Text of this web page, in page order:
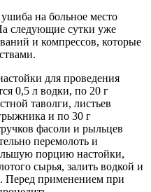
на больное место
следующие сутки уже
и компрессов, которые
для проведения
0,5 л водки, по 20 г
таволги, листьев
и по 30 г
фасоли и рыльцев
перемолоть и
порцию настойки,
сырья, залить водкой и
Перед применением при